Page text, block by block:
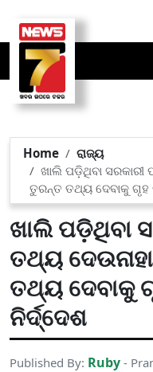
Home
ରାଜ୍ୟ
ଖାଲି ପଡ଼ିଥିବା ସରକାରୀ
ତୁରନ୍ତ ତଥ୍ୟ ଦେବାକୁ ଗୃହ
ଖାଲି ପଡ଼ିଥିବା
ତଥ୍ୟ
ତଥ୍ୟ ଦେବାକୁ
ନିର୍ଦ୍ଦେଶ
Published By: Ruby -